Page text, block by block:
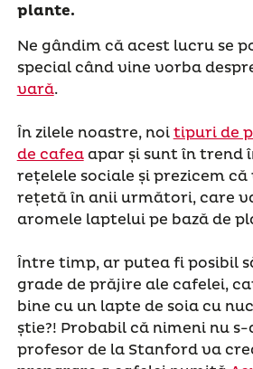
plante.
Ne gândim că acest lucru se
special când vine vorba
vară.
În zilele noastre, noi tipuri de
de cafeaapar și sunt în trend
rețelele sociale și prezicem că
rețetă în anii următori, care
aromele laptelui pe bază de
Între timp, ar putea fi posibil
grade de prăjire ale cafelei,
bine cu un lapte de soia cu
știe?! Probabil că nimeni nu
profesor de la Stanford va